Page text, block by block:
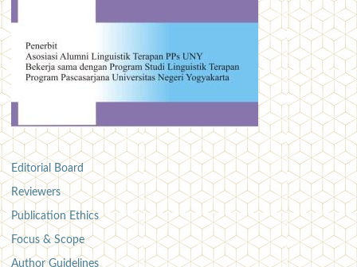
Editorial Board
Reviewers
Publication Ethics
Focus & Scope
Author Guidelines